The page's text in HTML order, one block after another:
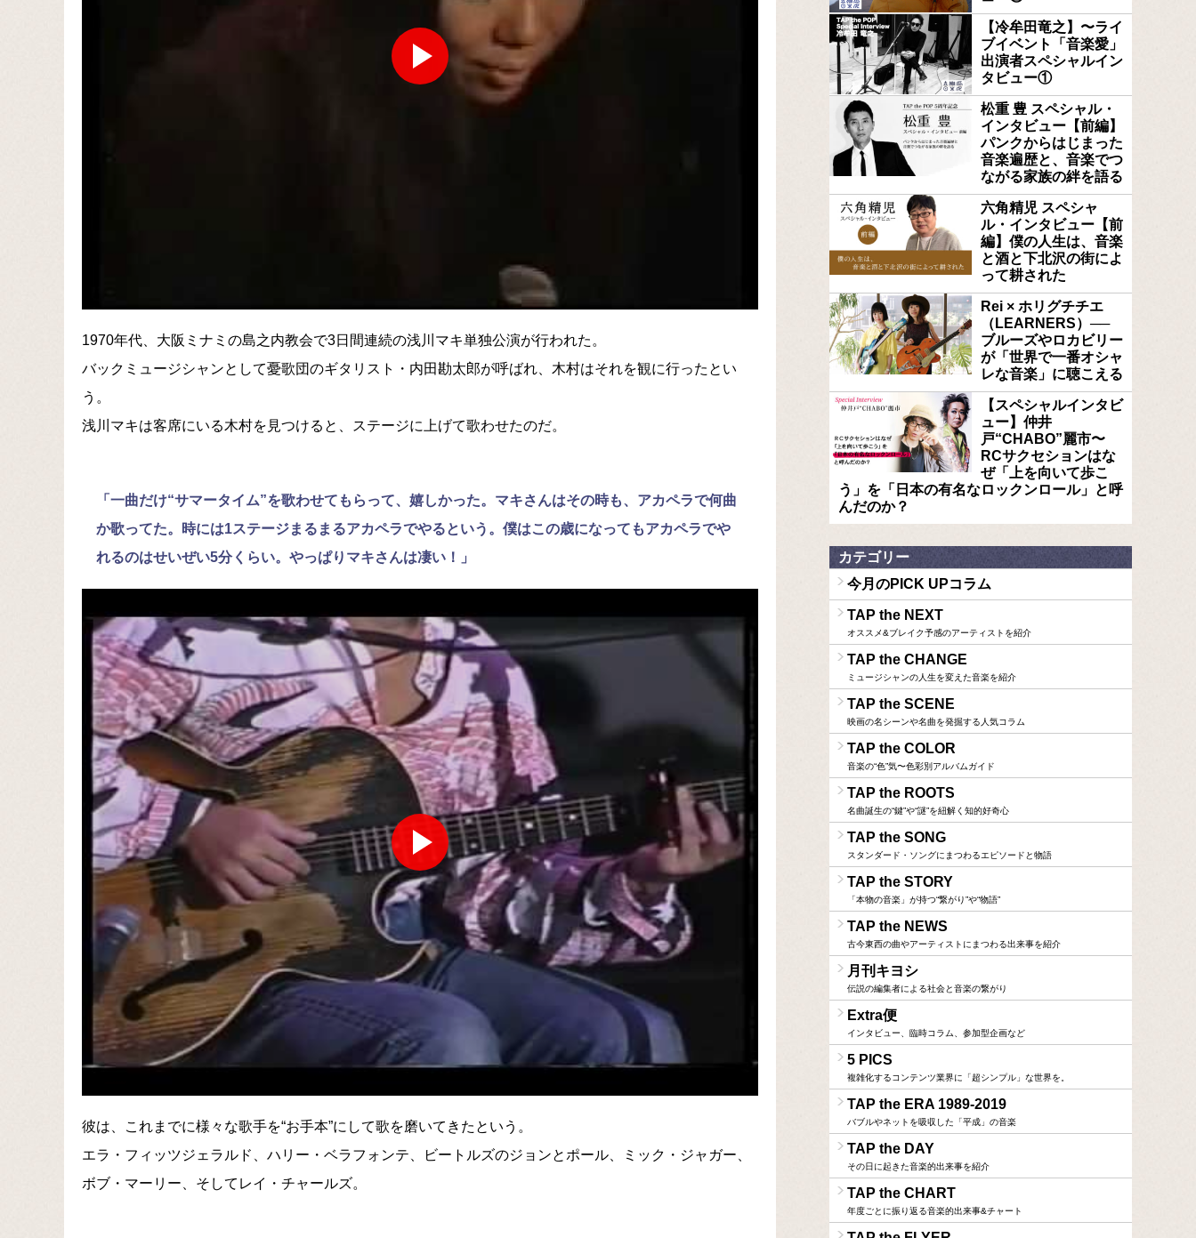
1970年代、大阪ミナミの島之内教会で3日間連続の浅川マキ単独公演が行われた。
バックミュージシャンとして憂歌団のギタリスト・内田勘太郎が呼ばれ、木村はそれを観に行ったとい
う。
浅川マキは客席にいる木村を見つけると、ステージに上げて歌わせたのだ。
「一曲だけ“サマータイム”を歌わせてもらって、嬉しかった。マキさんはその時も、アカペラで何曲
か歌ってた。時には1ステージまるまるアカペラでやるという。僕はこの歳になってもアカペラでや
れるのはせいぜい5分くらい。やっぱりマキさんは凄い！」
彼は、これまでに様々な歌手を“お手本”にして歌を磨いてきたという。
エラ・フィッツジェラルド、ハリー・ベラフォンテ、ビートルズのジョンとポール、ミック・ジャガー、
ボブ・マーリー、そしてレイ・チャールズ。
【冷牟田竜之】〜ライ
ブイベント「音楽愛」
出演者スペシャルイン
タビュー①
松重 豊 スペシャル・
インタビュー【前編】
パンクからはじまった
音楽遍歴と、音楽でつ
ながる家族の絆を語る
六角精児 スペシャ
ル・インタビュー【前
編】僕の人生は、音楽
と酒と下北沢の街によ
って耕された
Rei × ホリグチチエ
（LEARNERS）──
ブルーズやロカビリー
が「世界で一番オシャ
レな音楽」に聴こえる
【スペシャルインタビ
ュー】仲井
戸“CHABO”麗市〜
RCサクセションはな
ぜ「上を向いて歩こ
う」を「日本の有名なロックンロール」と呼
んだのか？
カテゴリー
今月のPICK UPコラム
TAP the NEXT
オススメ&ブレイク予感のアーティストを紹介
TAP the CHANGE
ミュージシャンの人生を変えた音楽を紹介
TAP the SCENE
映画の名シーンや名曲を発掘する人気コラム
TAP the COLOR
音楽の“色”気〜色彩別アルバムガイド
TAP the ROOTS
名曲誕生の“鍵”や“謎”を紐解く知的好奇心
TAP the SONG
スタンダード・ソングにまつわるエピソードと物語
TAP the STORY
「本物の音楽」が持つ“繋がり”や“物語”
TAP the NEWS
古今東西の曲やアーティストにまつわる出来事を紹介
月刊キヨシ
伝説の編集者による社会と音楽の繋がり
Extra便
インタビュー、臨時コラム、参加型企画など
5 PICS
複雑化するコンテンツ業界に「超シンプル」な世界を。
TAP the ERA 1989-2019
バブルやネットを吸収した「平成」の音楽
TAP the DAY
その日に起きた音楽的出来事を紹介
TAP the CHART
年度ごとに振り返る音楽的出来事&チャート